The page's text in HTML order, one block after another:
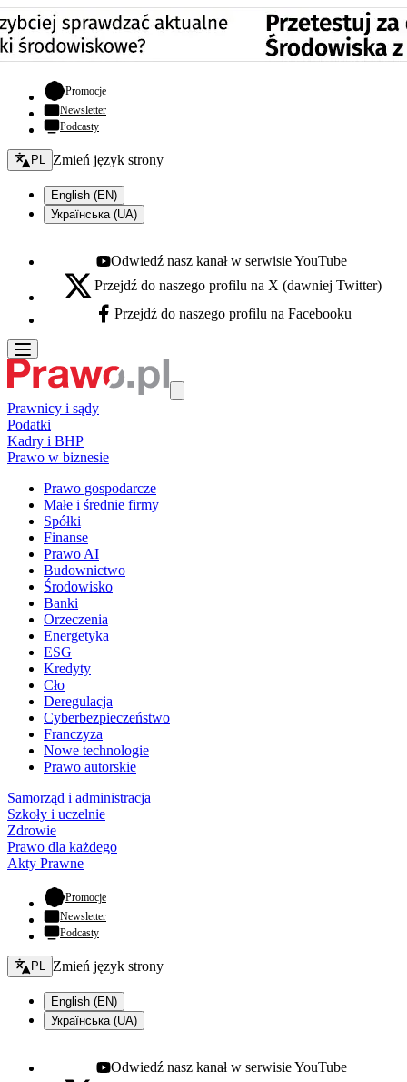
Promocje- otwiera się w nowej karcie
Newsletter
Podcasty
Zmień język - bieżący:
PL Zmień język strony
English (EN)
Українська (UA)
Youtube - otwiera się w nowej karcie
Odwiedź nasz kanał w serwisie YouTube
X - otwiera się w nowej karcie
Przejdź do naszego profilu na X (dawniej Twitter)
Facebook - otwiera się w nowej karcie
Przejdź do naszego profilu na Facebooku
Prawnicy i sądy
Podatki
Kadry i BHP
Prawo w biznesie
Prawo gospodarcze
Małe i średnie firmy
Spółki
Finanse
Prawo AI
Budownictwo
Środowisko
Banki
Orzeczenia
Energetyka
ESG
Kredyty
Cło
Deregulacja
Cyberbezpieczeństwo
Franczyza
Nowe technologie
Prawo autorskie
Samorząd i administracja
Szkoły i uczelnie
Zdrowie
Prawo dla każdego
Akty Prawne
Promocje- otwiera się w nowej karcie
Newsletter
Podcasty
Zmień język - bieżący:
PL Zmień język strony
English (EN)
Українська (UA)
Youtube - otwiera się w nowej karcie
Odwiedź nasz kanał w serwisie YouTube